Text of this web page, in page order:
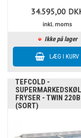
34.595,00
inkl. moms
Ikke på lager
TEFCOLD -
FRYSER - TWIN
(SORT)